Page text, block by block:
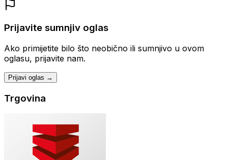
Prijavite sumnjiv oglas
Ako primijetite bilo što neobično ili sumnjivo u ovom
oglasu, prijavite nam.
Prijavi oglas →
Trgovina